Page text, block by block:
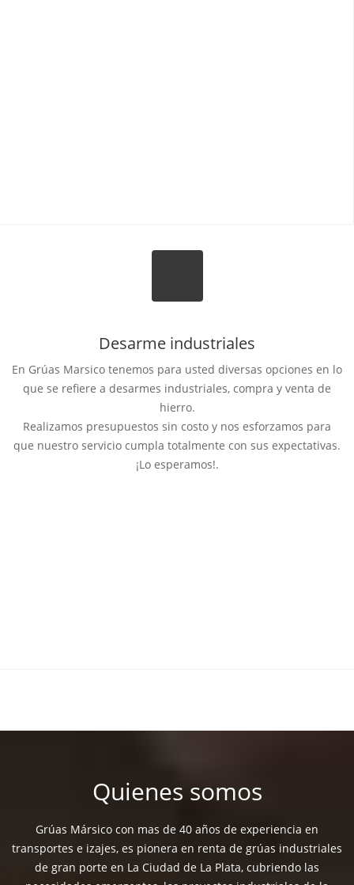
Desarme industriales
En Grúas Marsico tenemos para usted diversas opciones en lo
que se refiere a desarmes industriales, compra y venta de
hierro.
Realizamos presupuestos sin costo y nos esforzamos para
que nuestro servicio cumpla totalmente con sus expectativas.
¡Lo esperamos!.
Quienes somos
Grúas Mársico con mas de 40 años de experiencia en
transportes e izajes, es pionera en renta de grúas industriales
de gran porte en La Ciudad de La Plata, cubriendo las